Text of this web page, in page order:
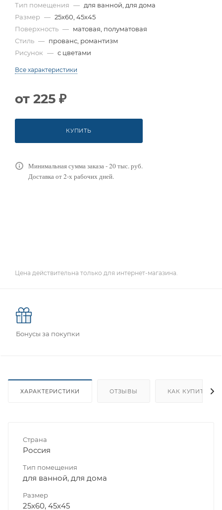
Тип помещения — для ванной, для дома
Размер — 25x60, 45x45
Поверхность — матовая, полуматовая
Стиль — прованс, романтизм
Рисунок — с цветами
Все характеристики
от 225 ₽
КУПИТЬ
Минимальная сумма заказа - 20 тыс. руб.
Доставка от 2-х рабочих дней.
Цена действительна только для интернет-магазина.
Бонусы за покупки
ХАРАКТЕРИСТИКИ ОТЗЫВЫ КАК КУПИТЬ
Страна
Россия
Тип помещения
для ванной, для дома
Размер
25x60, 45x45